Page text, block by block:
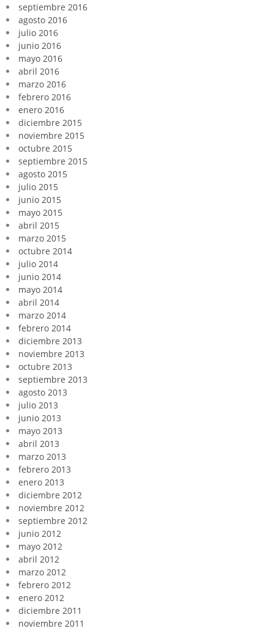
septiembre 2016
agosto 2016
julio 2016
junio 2016
mayo 2016
abril 2016
marzo 2016
febrero 2016
enero 2016
diciembre 2015
noviembre 2015
octubre 2015
septiembre 2015
agosto 2015
julio 2015
junio 2015
mayo 2015
abril 2015
marzo 2015
octubre 2014
julio 2014
junio 2014
mayo 2014
abril 2014
marzo 2014
febrero 2014
diciembre 2013
noviembre 2013
octubre 2013
septiembre 2013
agosto 2013
julio 2013
junio 2013
mayo 2013
abril 2013
marzo 2013
febrero 2013
enero 2013
diciembre 2012
noviembre 2012
septiembre 2012
junio 2012
mayo 2012
abril 2012
marzo 2012
febrero 2012
enero 2012
diciembre 2011
noviembre 2011